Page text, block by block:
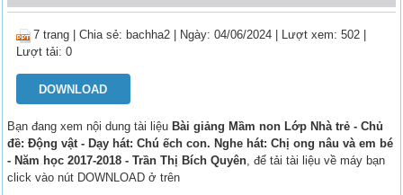
7 trang |Chia sẻ: bachha2 | Ngày: 04/06/2024 | Lượt xem: 502
Lượt tải: 0
DOWNLOAD
Bạn đang xem nội dung tài liệu Bài giảng Mầm non Lớp Nhà trẻ - Chủ
đề: Động vật - Dạy hát: Chú ếch con. Nghe hát: Chị ong nâu và em bé
- Năm học 2017-2018 - Trần Thị Bích Quyên, để tải tài liệu về máy bạn
click vào nút DOWNLOAD ở trên